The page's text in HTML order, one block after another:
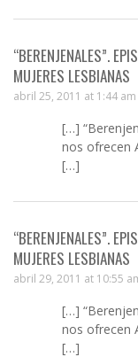
“BERENJENALES”.
MUJERES LESBIANAS
abril 25, 2011 at 1:44
[…]
nos ofrecen
[…]
“BERENJENALES”.
MUJERES LESBIANAS
abril 29, 2011 at 10:55
[…]
nos ofrecen
[…]